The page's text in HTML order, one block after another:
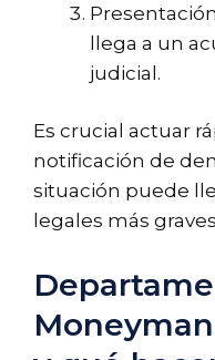
llega a un
judicial.
Es crucial actuar
notificación de
situación puede
legales más